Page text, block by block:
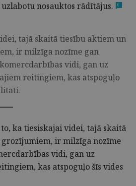
nosauktos rādītājus.
6
tajā skaitā tiesību aktiem un
ir milzīga nozīme gan
vidi, gan uz
reitingiem, kas atspoguļo
ka tiesiskajai videi, tajā skaitā
ir milzīga nozīme
vidi, gan uz
kas atspoguļo šīs vides